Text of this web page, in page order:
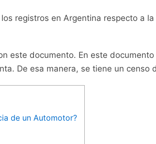
registros en Argentina respecto a
este documento. En este
De esa manera, se tiene un censo
de un Automotor?